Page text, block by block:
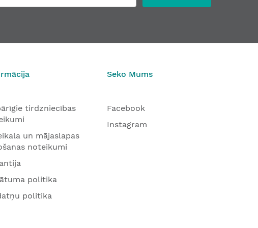
tirdzniecības
un mājaslapas
noteikumi
politika
politika
Seko Mums
Facebook
Instagram